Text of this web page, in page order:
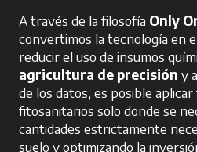
A través de la filosofía Only
convertimos la tecnología en
reducir el uso de insumos
agricultura de precisión y
de los datos, es posible
fitosanitarios solo donde se
cantidades estrictamente
suelo y optimizando la